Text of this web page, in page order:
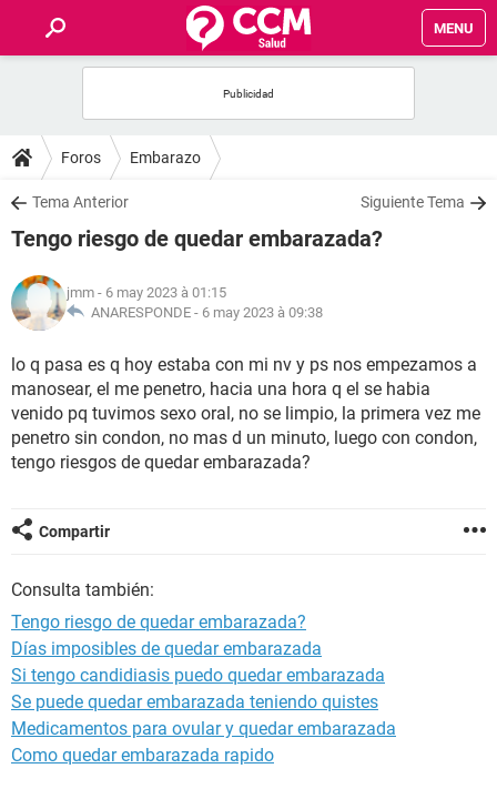
MENU
FORUMS
SALUD
FAMILIA
NUTRICIÓN
BIENESTAR
SEXUALIDAD
Foros Embarazo
Tema Anterior Siguiente Tema
Tengo riesgo de quedar embarazada?
jmm - 6 may 2023 à 01:15
ANARESPONDE - 6 may 2023 à 09:38
lo q pasa es q hoy estaba con mi nv y ps nos empezamos a
manosear, el me penetro, hacia una hora q el se habia
venido pq tuvimos sexo oral, no se limpio, la primera vez me
penetro sin condon, no mas d un minuto, luego con condon,
tengo riesgos de quedar embarazada?
Compartir
Consulta también:
Tengo riesgo de quedar embarazada?
Días imposibles de quedar embarazada
Si tengo candidiasis puedo quedar embarazada
Se puede quedar embarazada teniendo quistes
Medicamentos para ovular y quedar embarazada
Como quedar embarazada rapido